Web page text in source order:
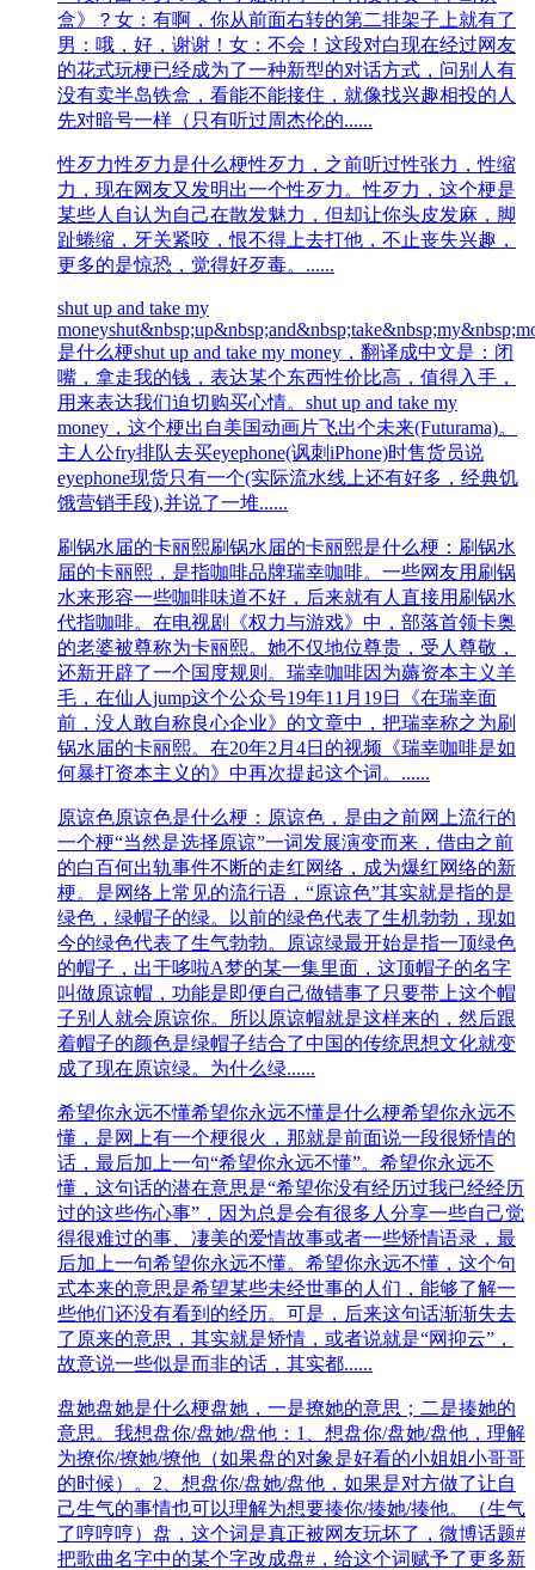
盒》？女：有啊，你从前面右转的第二排架子上就有了
男：哦，好，谢谢！女：不会！这段对白现在经过网友
的花式玩梗已经成为了一种新型的对话方式，问别人有
没有卖半岛铁盒，看能不能接住，就像找兴趣相投的人
先对暗号一样（只有听过周杰伦的......
性歹力性歹力是什么梗性歹力，之前听过性张力，性缩
力，现在网友又发明出一个性歹力。性歹力，这个梗是
某些人自认为自己在散发魅力，但却让你头皮发麻，脚
趾蜷缩，牙关紧咬，恨不得上去打他，不止丧失兴趣，
更多的是惊恐，觉得好歹毒。......
shut up and take my
money
是什么梗shut up and take my money，翻译成中文是：闭
嘴，拿走我的钱，表达某个东西性价比高，值得入手，
用来表达我们迫切购买心情。shut up and take my
money，这个梗出自美国动画片飞出个未来(Futurama)。
主人公fry排队去买eyephone(讽刺iPhone)时售货员说
eyephone现货只有一个(实际流水线上还有好多，经典饥
饿营销手段),并说了一堆......
刷锅水届的卡丽熙刷锅水届的卡丽熙是什么梗：刷锅水
届的卡丽熙，是指咖啡品牌瑞幸咖啡。一些网友用刷锅
水来形容一些咖啡味道不好，后来就有人直接用刷锅水
代指咖啡。在电视剧《权力与游戏》中，部落首领卡奥
的老婆被尊称为卡丽熙。她不仅地位尊贵，受人尊敬，
还新开辟了一个国度规则。瑞幸咖啡因为薅资本主义羊
毛，在仙人jump这个公众号19年11月19日《在瑞幸面
前，没人敢自称良心企业》的文章中，把瑞幸称之为刷
锅水届的卡丽熙。在20年2月4日的视频《瑞幸咖啡是如
何暴打资本主义的》中再次提起这个词。......
原谅色原谅色是什么梗：原谅色，是由之前网上流行的
一个梗“当然是选择原谅”一词发展演变而来，借由之前
的白百何出轨事件不断的走红网络，成为爆红网络的新
梗。是网络上常见的流行语，“原谅色”其实就是指的是
绿色，绿帽子的绿。以前的绿色代表了生机勃勃，现如
今的绿色代表了生气勃勃。原谅绿最开始是指一顶绿色
的帽子，出于哆啦A梦的某一集里面，这顶帽子的名字
叫做原谅帽，功能是即便自己做错事了只要带上这个帽
子别人就会原谅你。所以原谅帽就是这样来的，然后跟
着帽子的颜色是绿帽子结合了中国的传统思想文化就变
成了现在原谅绿。为什么绿......
希望你永远不懂希望你永远不懂是什么梗希望你永远不
懂，是网上有一个梗很火，那就是前面说一段很矫情的
话，最后加上一句“希望你永远不懂”。希望你永远不
懂，这句话的潜在意思是“希望你没有经历过我已经经历
过的这些伤心事”，因为总是会有很多人分享一些自己觉
得很难过的事、凄美的爱情故事或者一些矫情语录，最
后加上一句希望你永远不懂。希望你永远不懂，这个句
式本来的意思是希望某些未经世事的人们，能够了解一
些他们还没有看到的经历。可是，后来这句话渐渐失去
了原来的意思，其实就是矫情，或者说就是“网抑云”，
故意说一些似是而非的话，其实都......
盘她盘她是什么梗盘她，一是撩她的意思；二是揍她的
意思。我想盘你/盘她/盘他：1、想盘你/盘她/盘他，理解
为撩你/撩她/撩他（如果盘的对象是好看的小姐姐小哥哥
的时候）。2、想盘你/盘她/盘他，如果是对方做了让自
己生气的事情也可以理解为想要揍你/揍她/揍他。（生气
了哼哼哼）盘，这个词是真正被网友玩坏了，微博话题#
把歌曲名字中的某个字改成盘#，给这个词赋予了更多新